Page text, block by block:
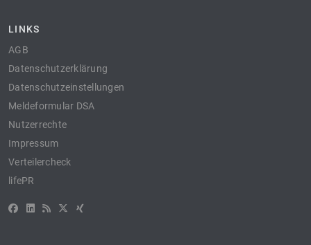
LINKS
AGB
Datenschutzerklärung
Datenschutzeinstellungen
Meldeformular DSA
Nutzerrechte
Impressum
Verteilercheck
lifePR